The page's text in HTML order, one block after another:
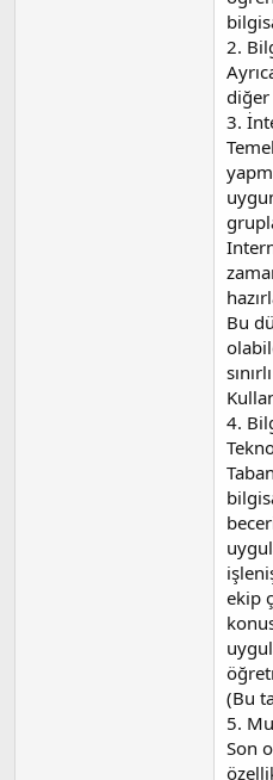
2.
diğer
3.
Bu
4.
ekip
(Bu
5.
Son